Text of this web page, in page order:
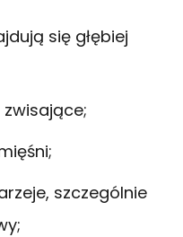
się głębiej
szczególnie